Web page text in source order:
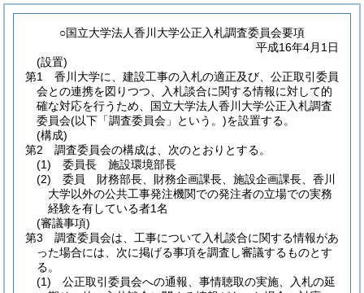
○国立大学法人香川大学公正入札調査委員会要項
平成16年4月1日
(設置)
第1 香川大学に、建設工事の入札の適正及び、公正取引委員
会との連携を図りつつ、入札談合に関する情報に対して的
確な対応を行うため、国立大学法人香川大学公正入札調査
委員会(以下「調査委員会」という。)を設置する。
(構成)
第2 調査委員会の構成は、次のとおりとする。
(1) 委員長 施設環境部長
(2) 委員 財務部長、財務企画課長、施設企画課長、香川
大学以外の公共工事発注機関での発注者の立場での実務
経験を有している者1名
(審議事項)
第3 調査委員会は、工事について入札談合に関する情報があ
った場合には、次に掲げる事項を調査し審議するものとす
る。
(1) 公正取引委員会への通報、事情聴取の実施、入札の延